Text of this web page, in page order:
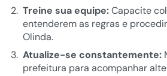
Treine sua equipe:Capacite
entenderem as regras e
Olinda.
Atualize-se constantemente:
prefeitura para acompanhar